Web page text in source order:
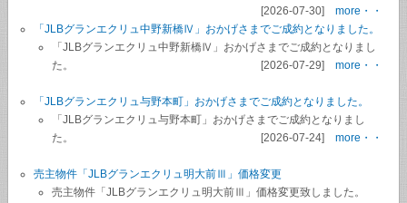
[2026-07-30] more・・
「JLBグランエクリュ中野新橋Ⅳ」おかげさまでご成約となりました。
「JLBグランエクリュ中野新橋Ⅳ」おかげさまでご成約となりまし
た。
[2026-07-29] more・・
「JLBグランエクリュ与野本町」おかげさまでご成約となりました。
「JLBグランエクリュ与野本町」おかげさまでご成約となりまし
た。
[2026-07-24] more・・
売主物件「JLBグランエクリュ明大前Ⅲ」価格変更
売主物件「JLBグランエクリュ明大前Ⅲ」価格変更致しました。